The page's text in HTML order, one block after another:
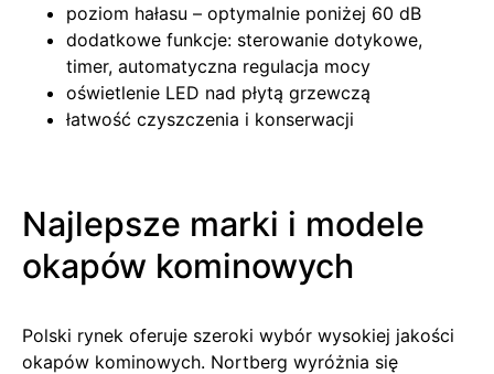
poziom hałasu – optymalnie poniżej 60 dB
dodatkowe funkcje: sterowanie dotykowe,
timer, automatyczna regulacja mocy
oświetlenie LED nad płytą grzewczą
łatwość czyszczenia i konserwacji
Najlepsze marki i modele
okapów kominowych
Polski rynek oferuje szeroki wybór wysokiej jakości
okapów kominowych. Nortberg wyróżnia się